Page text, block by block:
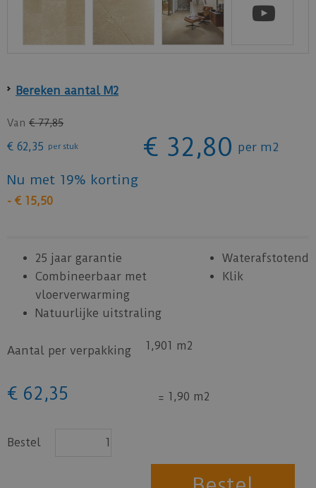
Bereken aantal M2
Van € 77,85
€ 62,35 per stuk € 32,80 per m2
Nu met 19% korting
- € 15,50
25 jaar garantie
Waterafstotend
Combineerbaar met
vloerverwarming
Klik
Natuurlijke uitstraling
Aantal per verpakking 1,901 m2
€ 62 ,35 = 1,90 m2
Bestel